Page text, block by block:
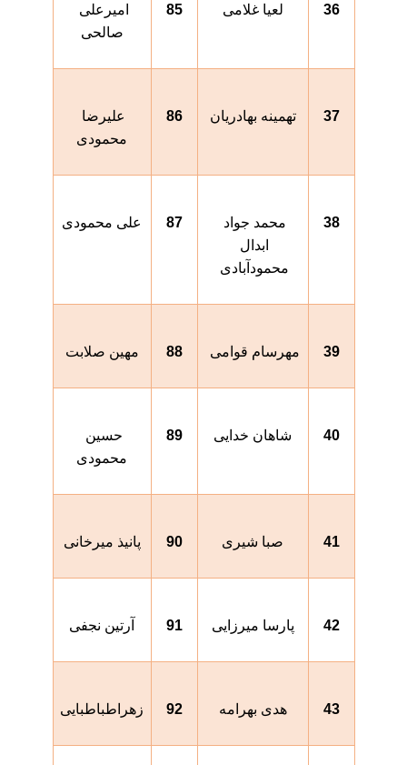
36 لعیا غلامی 85
امیرعلی
صالحی
37 تهمینه بهادریان 86
علیرضا
محمودی
38
محمد جواد
ابدال
محمودآبادی
87 علی محمودی
39 مهرسام قوامی 88 مهین صلابت
40 شاهان خدایی 89
حسین
محمودی
41 صبا شیری 90 پانیذ میرخانی
42 پارسا میرزایی 91 آرتین نجفی
43 هدی بهرامه 92 زهراطباطبایی